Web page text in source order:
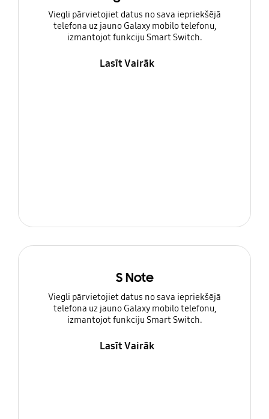
Viegli pārvietojiet datus no sava iepriekšējā
telefona uz jauno Galaxy mobilo telefonu,
izmantojot funkciju Smart Switch.
Lasīt Vairāk
S Note
Viegli pārvietojiet datus no sava iepriekšējā
telefona uz jauno Galaxy mobilo telefonu,
izmantojot funkciju Smart Switch.
Lasīt Vairāk